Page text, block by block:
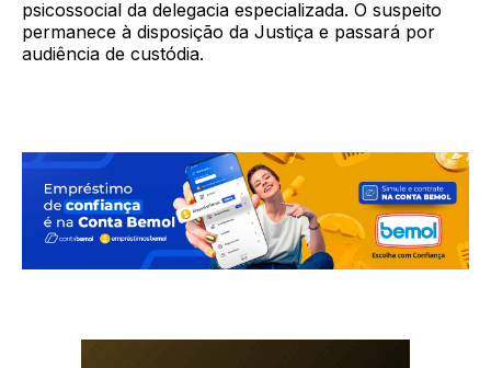
psicossocial da delegacia especializada. O suspeito
permanece à disposição da Justiça e passará por
audiência de custódia.